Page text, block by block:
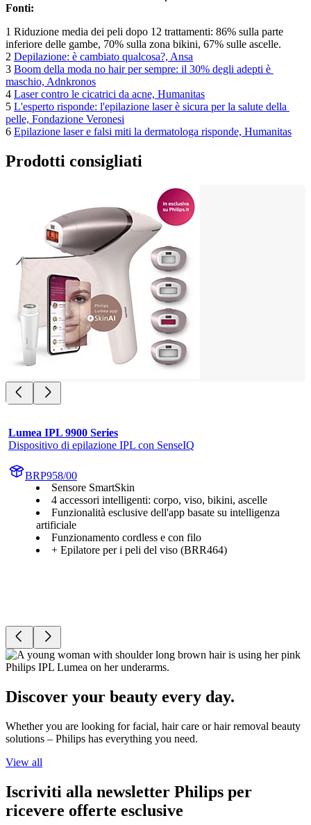
Fonti:
1 Riduzione media dei peli dopo 12 trattamenti: 86% sulla parte
inferiore delle gambe, 70% sulla zona bikini, 67% sulle ascelle.
2 Depilazione: è cambiato qualcosa?, Ansa
3 Boom della moda no hair per sempre: il 30% degli adepti è
maschio, Adnkronos
4 Laser contro le cicatrici da acne, Humanitas
5 L'esperto risponde: l'epilazione laser è sicura per la salute della
pelle, Fondazione Veronesi
6 Epilazione laser e falsi miti la dermatologa risponde, Humanitas
Prodotti consigliati
Lumea IPL 9900 Series
Dispositivo di epilazione IPL con SenseIQ
BRP958/00
Sensore SmartSkin
4 accessori intelligenti: corpo, viso, bikini, ascelle
Funzionalità esclusive dell'app basate su intelligenza
artificiale
Funzionamento cordless e con filo
+ Epilatore per i peli del viso (BRR464)
Discover your beauty every day.
Whether you are looking for facial, hair care or hair removal beauty
solutions – Philips has everything you need.
View all
Iscriviti alla newsletter Philips per
ricevere offerte esclusive